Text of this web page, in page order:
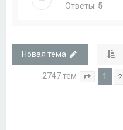
Ответы: 5
Новая тема
2747 тем Страница
1 2